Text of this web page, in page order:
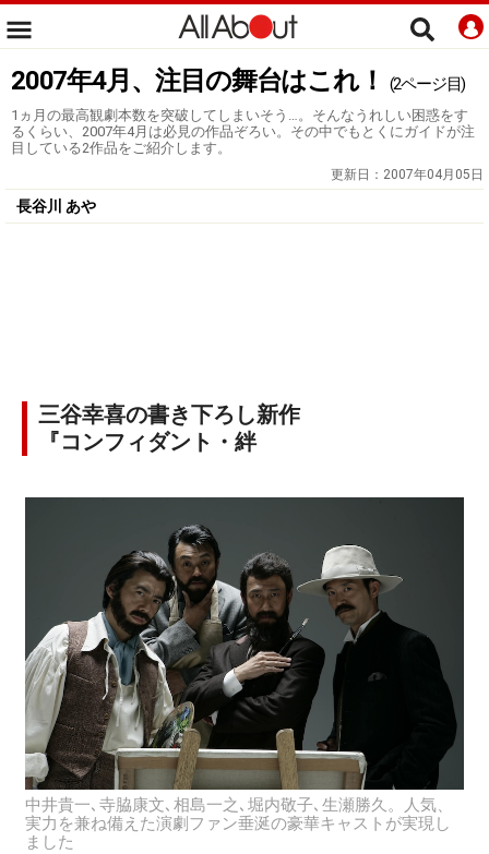
2007年4月、注目の舞台はこれ！ (2ページ目)
1ヵ月の最高観劇本数を突破してしまいそう…。そんなうれしい困惑をす
るくらい、2007年4月は必見の作品ぞろい。その中でもとくにガイドが注
目している2作品をご紹介します。
更新日： 2007年04月05日
長谷川 あや
三谷幸喜の書き下ろし新作
『コンフィダント・絆
中井貴一､寺脇康文､相島一之､堀内敬子､生瀬勝久。人気、
実力を兼ね備えた演劇ファン垂涎の豪華キャストが実現し
ました